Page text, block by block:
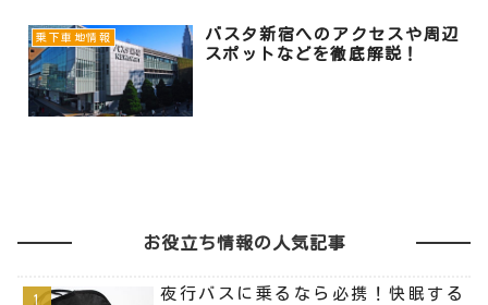
乗下車地情報
バスタ新宿へのアクセスや周辺
スポットなどを徹底解説！
お役立ち情報の人気記事
夜行バスに乗るなら必携！快眠する